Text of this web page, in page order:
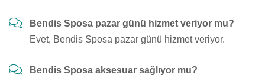
Bendis Sposa pazar günü hizmet veriyor mu?
Evet, Bendis Sposa pazar günü hizmet veriyor.
Bendis Sposa aksesuar sağlıyor mu?